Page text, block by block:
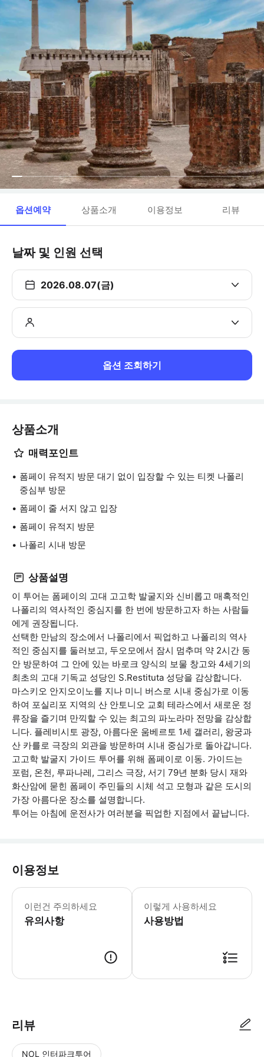
옵션예약 상품소개 이용정보 리뷰
날짜 및 인원 선택
2026.08.07(금)
옵션 조회하기
상품소개
매력포인트
폼페이 유적지 방문 대기 없이 입장할 수 있는 티켓 나폴리
중심부 방문
폼페이 줄 서지 않고 입장
폼페이 유적지 방문
나폴리 시내 방문
상품설명
이 투어는 폼페이의 고대 고고학 발굴지와 신비롭고 매혹적인
나폴리의 역사적인 중심지를 한 번에 방문하고자 하는 사람들
에게 권장됩니다.
선택한 만남의 장소에서 나폴리에서 픽업하고 나폴리의 역사
적인 중심지를 둘러보고, 두오모에서 잠시 멈추며 약 2시간 동
안 방문하여 그 안에 있는 바로크 양식의 보물 창고와 4세기의
최초의 고대 기독교 성당인 S.Restituta 성당을 감상합니다.
마스키오 안지오이노를 지나 미니 버스로 시내 중심가로 이동
하여 포실리포 지역의 산 안토니오 교회 테라스에서 새로운 정
류장을 즐기며 만끽할 수 있는 최고의 파노라마 전망을 감상합
니다. 플레비시토 광장, 아름다운 움베르토 1세 갤러리, 왕궁과
산 카를로 극장의 외관을 방문하며 시내 중심가로 돌아갑니다.
고고학 발굴지 가이드 투어를 위해 폼페이로 이동. 가이드는
포럼, 온천, 루파나레, 그리스 극장, 서기 79년 분화 당시 재와
화산암에 묻힌 폼페이 주민들의 시체 석고 모형과 같은 도시의
가장 아름다운 장소를 설명합니다.
투어는 아침에 운전사가 여러분을 픽업한 지점에서 끝납니다.
이용정보
이런건 주의하세요
유의사항
예약 시 체험에 참여하는 각 참가자
이렇게 사용하세요
사용방법
리뷰
NOL 인터파크투어